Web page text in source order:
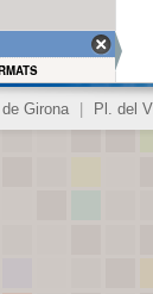
Girona Pl. del